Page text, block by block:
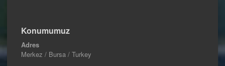
Konumumuz
Adres
Merkez / Bursa / Turkey